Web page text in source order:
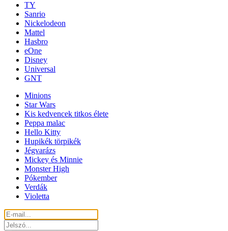
TY
Sanrio
Nickelodeon
Mattel
Hasbro
eOne
Disney
Universal
GNT
Minions
Star Wars
Kis kedvencek titkos élete
Peppa malac
Hello Kitty
Hupikék törpikék
Jégvarázs
Mickey és Minnie
Monster High
Pókember
Verdák
Violetta